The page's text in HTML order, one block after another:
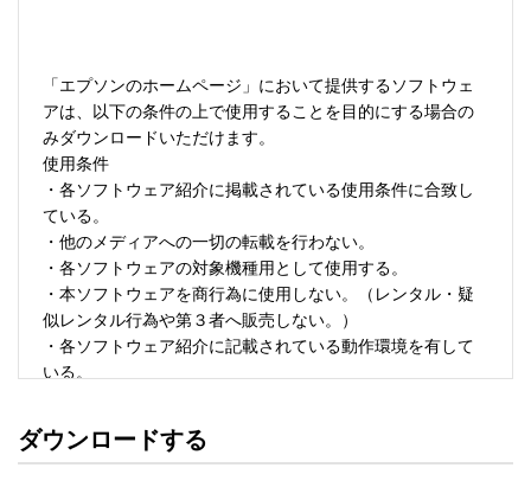
「エプソンのホームページ」において提供するソフトウェ
アは、以下の条件の上で使用することを目的にする場合の
みダウンロードいただけます。
使用条件
・各ソフトウェア紹介に掲載されている使用条件に合致し
ている。
・他のメディアへの一切の転載を行わない。
・各ソフトウェアの対象機種用として使用する。
・本ソフトウェアを商行為に使用しない。（レンタル・疑
似レンタル行為や第３者へ販売しない。）
・各ソフトウェア紹介に記載されている動作環境を有して
いる。
・ソフトウェアを改変、またはリバースエンジニアリング
ダウンロードする